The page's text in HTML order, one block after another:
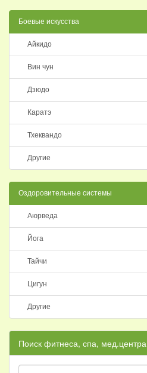
Боевые искусства
Айкидо
Вин чун
Дзюдо
Каратэ
Тхеквандо
Другие
Оздоровительные системы
Аюрведа
Йога
Тайчи
Цигун
Другие
Поиск фитнеса, спа, мед.центра